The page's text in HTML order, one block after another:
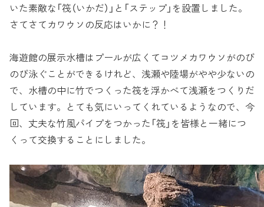
いた素敵な「筏（いかだ）」と「ステップ」を設置しました。
さてさてカワウソの反応はいかに？！
海遊館の展示水槽はプールが広くてコツメカワウソがのび
のび泳ぐことができるけれど、浅瀬や陸場がやや少ないの
で、水槽の中に竹でつくった筏を浮かべて浅瀬をつくりだ
しています。とても気にいってくれているようなので、今
回、丈夫な竹風パイプをつかった「筏」を皆様と一緒につ
くって交換することにしました。